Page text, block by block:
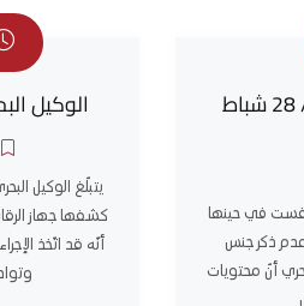
من الوكيل البحري للمانيفست / 28 شباط
في حينها
ذكر جنس
أنّ محتويات
الوكيل
يتبلّغ الوكيل
كشفها جهاز
أنّه قد اتّخذ